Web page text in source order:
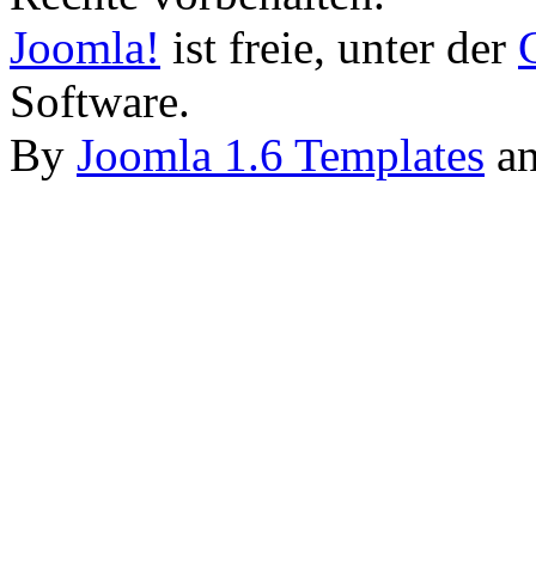
Joomla! ist freie, unter der
Software.
By Joomla 1.6 Templates